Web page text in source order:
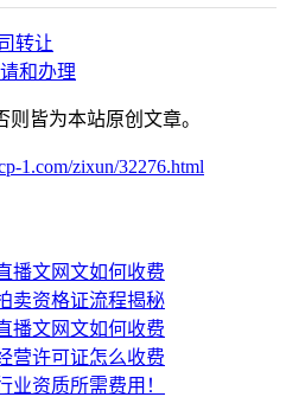
转让
和办理
皆为本站原创文章。
1.com/zixun/32276.html
播文网文如何收费
卖资格证流程揭秘
播文网文如何收费
营许可证怎么收费
业资质所需费用！